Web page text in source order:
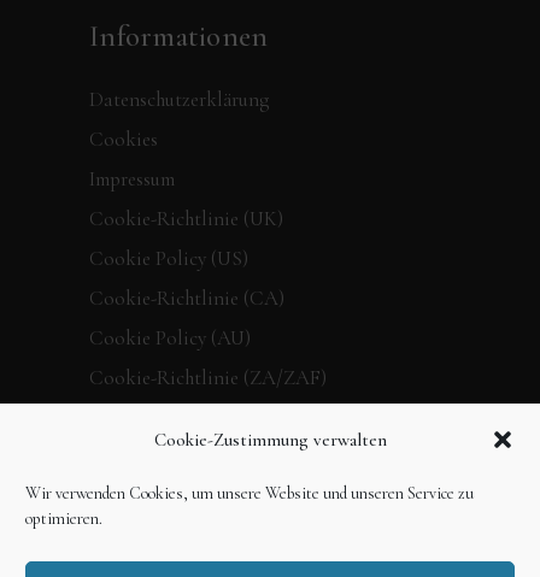
Cookie-Zustimmung verwalten
Wir verwenden Cookies, um unsere Website und unseren Service zu
optimieren.
Informationen
Datenschutzerklärung
Cookies
Impressum
Cookie-Richtlinie (UK)
Cookie Policy (US)
Cookie-Richtlinie (CA)
Cookie Policy (AU)
Cookie-Richtlinie (ZA/ZAF)
Kontakt
Verpassen Sie keine Neuigkeiten mehr,